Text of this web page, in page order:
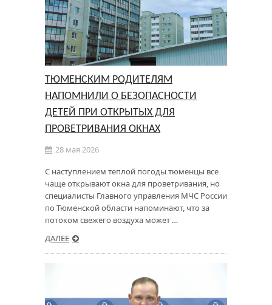
ТЮМЕНСКИМ РОДИТЕЛЯМ
НАПОМНИЛИ О БЕЗОПАСНОСТИ
ДЕТЕЙ ПРИ ОТКРЫТЫХ ДЛЯ
ПРОВЕТРИВАНИЯ ОКНАХ
28 мая 2026
С наступлением теплой погоды тюменцы все
чаще открывают окна для проветривания, но
специалисты Главного управления МЧС России
по Тюменской области напоминают, что за
потоком свежего воздуха может …
ДАЛЕЕ